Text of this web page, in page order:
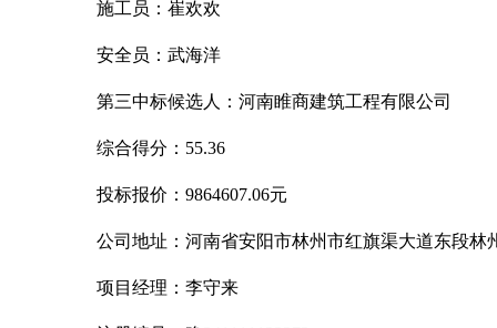
施工员：崔欢欢
安全员：武海洋
第三中标候选人：河南睢商建筑工程有限公司
综合得分： 55.36
投标报价： 9864607.06元
公司地址：河南省安阳市林州市红旗渠大道东段林
项目经理：李守来